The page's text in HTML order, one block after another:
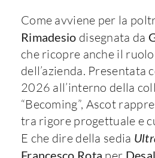
Come avviene per la
Rimadesio disegnata da
che ricopre anche il
dell’azienda. Presentata
2026 all’interno della
“Becoming”, Ascot
tra rigore progettuale e
E che dire della sedia
Francesco Rota